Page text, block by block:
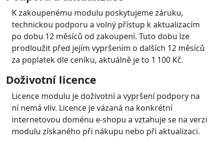
Multi-store
Modul podporuje nastavení multistore, kdy je pro
každý e-shop/doménu možné nakonfigurovat
modul na jiný účet na platební bráně . Licenci je
třeba zakoupit pro každou doménu.
Nasazení a provoz
Snadná instalace
Modul instalujete přes tlačítko pro upload modulu v